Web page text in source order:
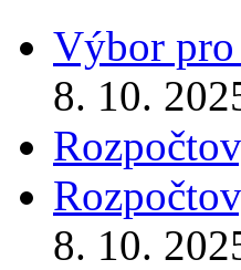
Výbor
8. 10.
8. 10.